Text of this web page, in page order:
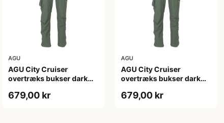
AGU
AGU City Cruiser
overtræks bukser dark
679,00 kr
AGU
AGU City Cruiser
overtræks bukser dark
679,00 kr